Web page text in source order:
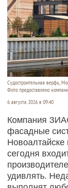
Судостроитель­ная верфь,
Фото предоставлено
6 августа 2026 в 09:40
Компания
фасадные
Новоалтайске
сегодня
удивлять.